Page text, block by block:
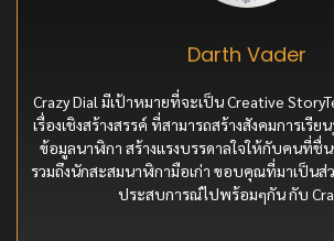
Darth Vader
Crazy Dial มีเป้าหมายที่จะเป็น Creative
เรื่องเชิงสร้างสรรค์ ที่สามารถสร้างสังคมการเรีย
ข้อมูลนาฬิกา สร้างแรงบรรดาลใจให้กับคนที่
รวมถึงนักสะสมนาฬิกามือเก่า ขอบคุณที่มาเป็นส่
ประสบการณ์ไปพร้อมๆกัน กับ